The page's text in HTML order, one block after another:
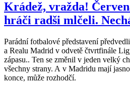
Krádež, vražda!
hráči radši mlčeli.
Parádní fotbalové představení
a Realu Madrid v odvetě čtvrtfinále
zápasu.. Ten se změnil v jeden velký
všechny strany. A v Madridu mají
konce, může rozhodčí.